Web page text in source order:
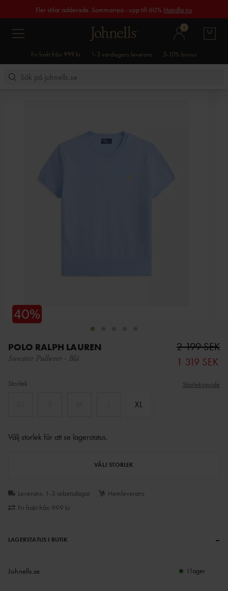
Fler stilar adderade. Sommarrea - upp till 60% Handla nu
1
Fri frakt från 999 kr 1-3 vardagars leverans 5-10% bonus
POLO RALPH LAUREN
Sweater Pullover - Blå
2 199 SEK
1 319 SEK
Storlek Storleksguide
XL
Välj storlek för att se lagerstatus.
VÄLJ STORLEK
Leverans: 1-3 arbetsdagar
Hemleverans
Fri frakt från 999 kr
LAGERSTATUS I BUTIK –
Johnells.se I lager